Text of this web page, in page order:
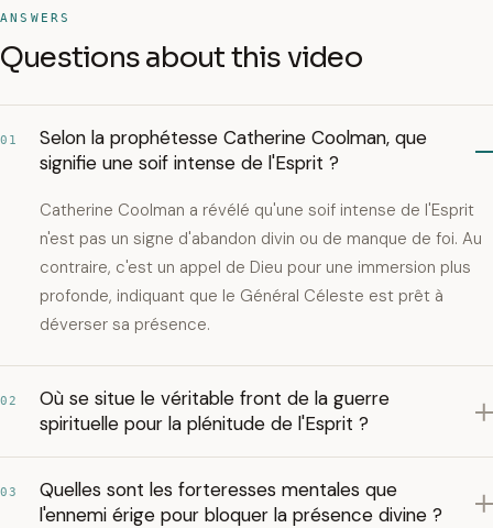
ANSWERS
Questions about this video
01
Selon la prophétesse Catherine Coolman, que
signifie une soif intense de l'Esprit ?
Catherine Coolman a révélé qu'une soif intense de l'Esprit
n'est pas un signe d'abandon divin ou de manque de foi. Au
contraire, c'est un appel de Dieu pour une immersion plus
profonde, indiquant que le Général Céleste est prêt à
déverser sa présence.
02
Où se situe le véritable front de la guerre
spirituelle pour la plénitude de l'Esprit ?
03
Quelles sont les forteresses mentales que
l'ennemi érige pour bloquer la présence divine ?